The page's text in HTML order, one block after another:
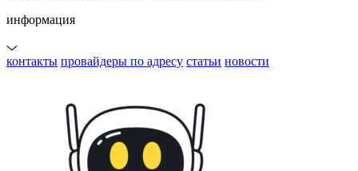
информация
контакты провайдеры по адресу статьи новости